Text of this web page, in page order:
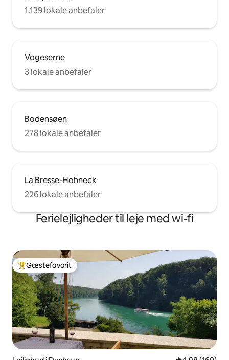
1.139 lokale anbefaler
Vogeserne
3 lokale anbefaler
Bodensøen
278 lokale anbefaler
La Bresse-Hohneck
226 lokale anbefaler
Ferielejligheder til leje med wi-fi
Bedste gæstefavorit
Gæstefavorit